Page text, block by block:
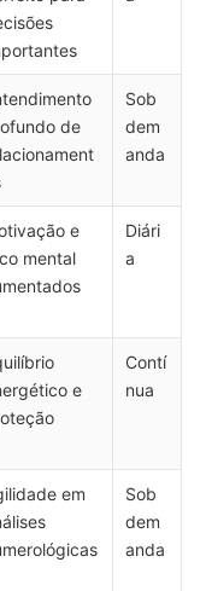
de
Sob
dem
anda
e
mental
Diári
a
e
Contí
nua
em
Sob
dem
anda